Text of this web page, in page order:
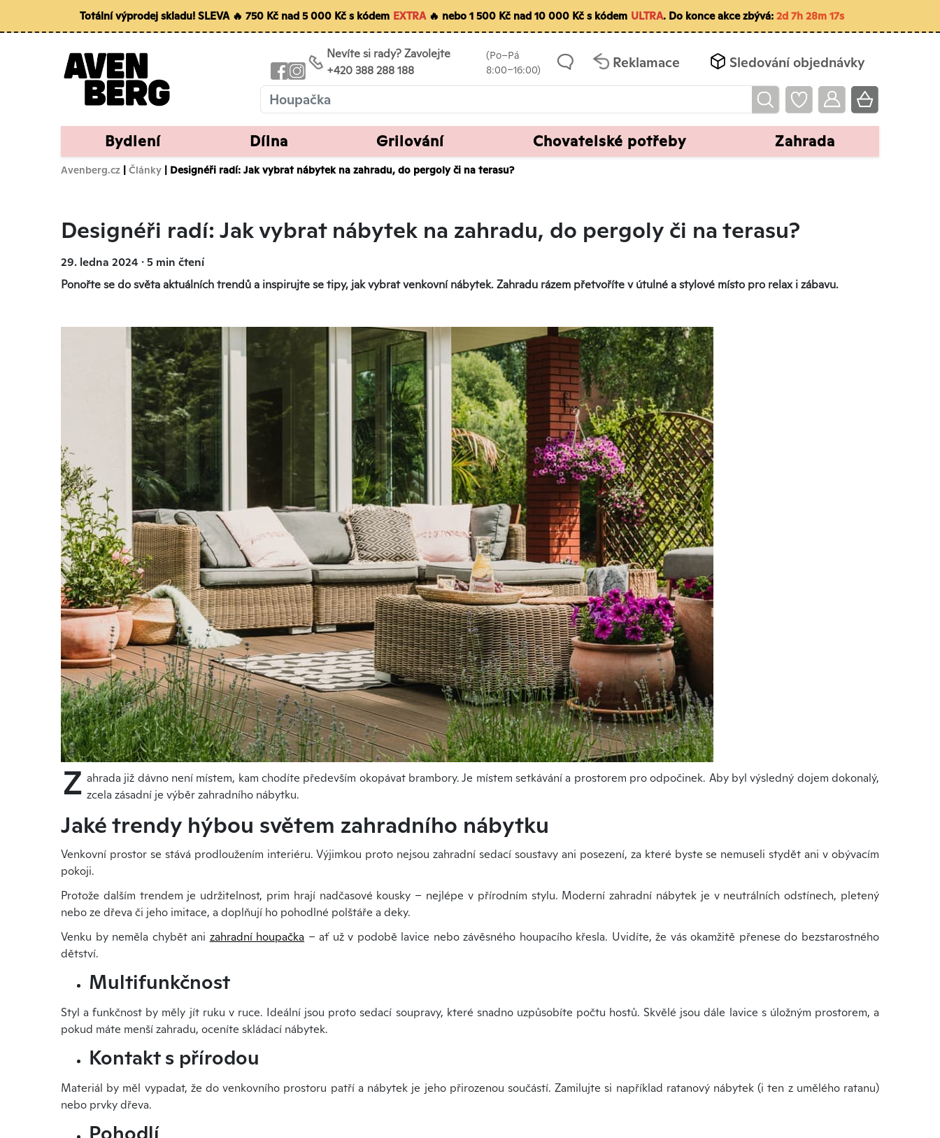
Totální výprodej skladu! SLEVA 🔥 750 Kč nad 5 000 Kč s kódem EXTRA🔥 nebo 1 500 Kč nad 10 000 Kč s kódem ULTRA. Do konce akce zbývá: 2d 7h 28m 15s
Nevíte si rady? Zavolejte
+420 388 288 188
(Po–Pá
8:00–16:00)
Reklamace Sledování objednávky
Bydlení Dílna Grilování Chovatelské potřeby Zahrada
Avenberg.cz | Články | Designéři radí: Jak vybrat nábytek na zahradu, do pergoly či na terasu?
Designéři radí: Jak vybrat nábytek na zahradu, do pergoly či na terasu?
29. ledna 2024 ∙ 5 min čtení
Ponořte se do světa aktuálních trendů a inspirujte se tipy, jak vybrat venkovní nábytek. Zahradu rázem přetvoříte v útulné a stylové místo pro relax i zábavu.
Z ahrada již dávno není místem, kam chodíte především okopávat brambory. Je místem setkávání a prostorem pro odpočinek. Aby byl výsledný dojem dokonalý,
zcela zásadní je výběr zahradního nábytku.
Jaké trendy hýbou světem zahradního nábytku
Venkovní prostor se stává prodloužením interiéru. Výjimkou proto nejsou zahradní sedací soustavy ani posezení, za které byste se nemuseli stydět ani v obývacím
pokoji.
Protože dalším trendem je udržitelnost, prim hrají nadčasové kousky – nejlépe v přírodním stylu. Moderní zahradní nábytek je v neutrálních odstínech, pletený
nebo ze dřeva či jeho imitace, a doplňují ho pohodlné polštáře a deky.
Venku by neměla chybět ani zahradní houpačka – ať už v podobě lavice nebo závěsného houpacího křesla. Uvidíte, že vás okamžitě přenese do bezstarostného
dětství.
Multifunkčnost
Styl a funkčnost by měly jít ruku v ruce. Ideální jsou proto sedací soupravy, které snadno uzpůsobíte počtu hostů. Skvělé jsou dále lavice s úložným prostorem, a
pokud máte menší zahradu, oceníte skládací nábytek.
Kontakt s přírodou
Materiál by měl vypadat, že do venkovního prostoru patří a nábytek je jeho přirozenou součástí. Zamilujte si například ratanový nábytek (i ten z umělého ratanu)
nebo prvky dřeva.